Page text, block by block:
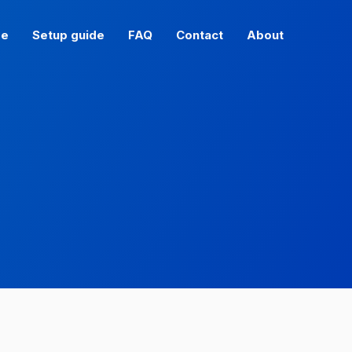
Setup guide FAQ Contact About